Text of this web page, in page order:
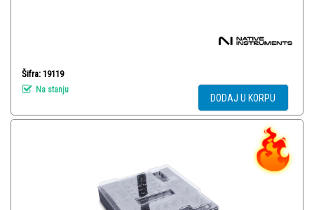
Šifra: 19119
Na stanju
DODAJ U KORPU